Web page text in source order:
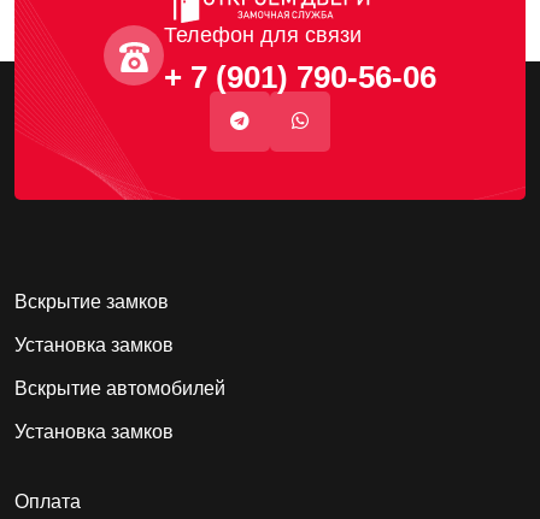
Телефон для связи
+ 7 (901) 790-56-06
Вскрытие замков
Установка замков
Вскрытие автомобилей
Установка замков
Оплата